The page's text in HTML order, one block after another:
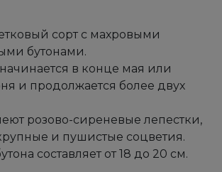
сорт с махровыми
бутонами.
в конце мая или
и продолжается более двух
розово-сиреневые лепестки,
и пушистые соцветия.
составляет от 18 до 20 см.